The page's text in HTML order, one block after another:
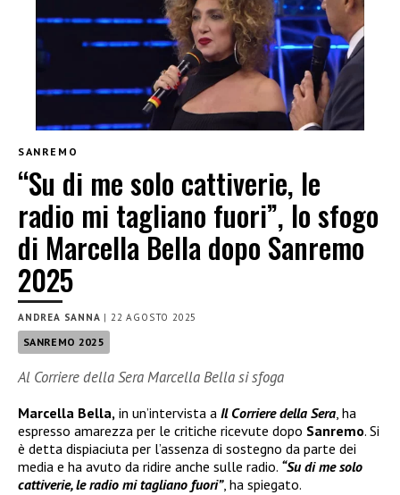
SANREMO
“Su di me solo cattiverie, le
radio mi tagliano fuori”, lo sfogo
di Marcella Bella dopo Sanremo
2025
ANDREA SANNA | 22 AGOSTO 2025
SANREMO 2025
Al Corriere della Sera Marcella Bella si sfoga
Marcella Bella, in un’intervista a Il Corriere della Sera, ha
espresso amarezza per le critiche ricevute dopo Sanremo. Si
è detta dispiaciuta per l’assenza di sostegno da parte dei
media e ha avuto da ridire anche sulle radio. “Su di me solo
cattiverie, le radio mi tagliano fuori”, ha spiegato.